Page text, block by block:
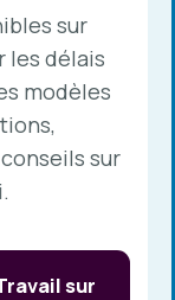
sur
les délais
modèles
sur
sur